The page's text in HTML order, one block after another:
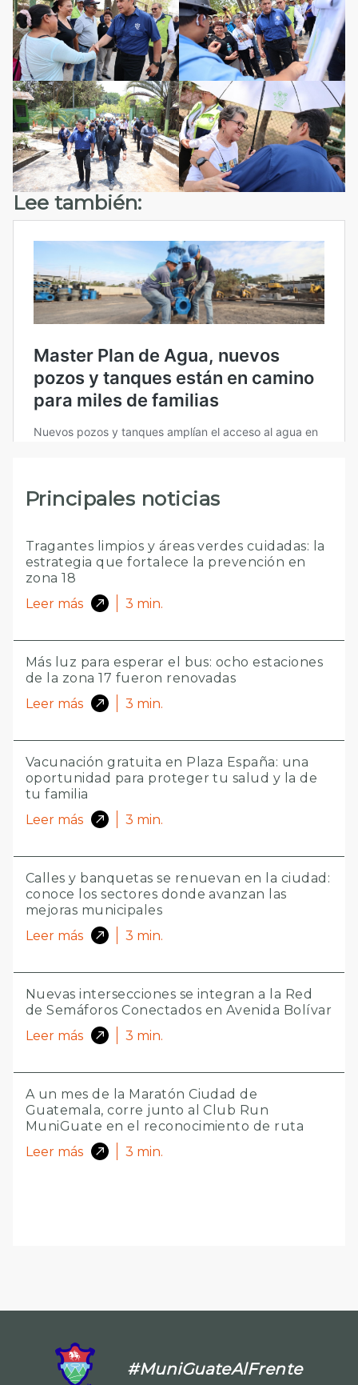
Lee también:
Principales noticias
Tragantes limpios y áreas verdes cuidadas: la
estrategia que fortalece la prevención en
zona 18
Leer más
3 min.
Más luz para esperar el bus: ocho estaciones
de la zona 17 fueron renovadas
Leer más
3 min.
Vacunación gratuita en Plaza España: una
oportunidad para proteger tu salud y la de
tu familia
Leer más
3 min.
Calles y banquetas se renuevan en la ciudad:
conoce los sectores donde avanzan las
mejoras municipales
Leer más
3 min.
Nuevas intersecciones se integran a la Red
de Semáforos Conectados en Avenida Bolívar
Leer más
3 min.
A un mes de la Maratón Ciudad de
Guatemala, corre junto al Club Run
MuniGuate en el reconocimiento de ruta
Leer más
3 min.
#MuniGuateAlFrente